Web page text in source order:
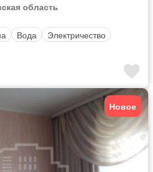
область
Вода
Электричество
Новое